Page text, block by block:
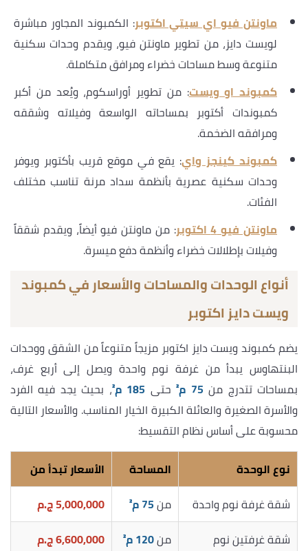
ماونتن فيو اي سيتي اكتوبر: الكمبوند المجاور مباشرة
لويست دايز، من تطوير ماونتن فيو، ويقدم وحدات سكنية
متنوعة وسط مساحات خضراء ومرافق متكاملة.
كمبوند او ويست: من تطوير أوراسكوم، ويُعد من أكبر
كمبوندات أكتوبر بمساحاته الواسعة وفيلاته وشققه
ومرافقه الضخمة.
كمبوند كينجز واي: يقع في موقع قريب بأكتوبر ويوفر
وحدات سكنية عصرية بأنظمة سداد مرنة تناسب مختلف
الفئات.
ماونتن فيو 4 اكتوبر
: من ماونتن فيو أيضاً، ويقدم شققاً
وفيلات بإطلالات خضراء وأنظمة دفع ميسرة.
أنواع الوحدات والمساحات والأسعار في كمبوند
ويست دايز اكتوبر
يضم كمبوند ويست دايز اكتوبر مزيجاً متنوعاً من الشقق ووحدات
البنتهاوس يبدأ من غرفة نوم واحدة ويصل إلى أربع غرف،
بمساحات تتدرج من75 م² حتى 185 م²
، بحيث يجد فيه الفرد
والأسرة الصغيرة والعائلة الكبيرة الخيار المناسب. والأسعار التالية
محسوبة على أساس نظام التقسيط:
نوع الوحدة
المساحة
الأسعار تبدأ من
شقة غرفة نوم واحدة
من75 م²
5,000,000 ج.م
شقة غرفتين نوم
من120 م²
6,600,000 ج.م